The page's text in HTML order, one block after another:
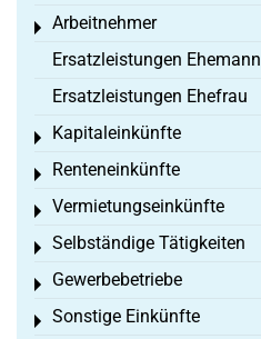
Arbeitnehmer
Toggle menu
Ersatzleistungen Ehemann
Ersatzleistungen Ehefrau
Kapitaleinkünfte
Toggle menu
Renteneinkünfte
Toggle menu
Vermietungseinkünfte
Toggle menu
Selbständige Tätigkeiten
Toggle menu
Gewerbebetriebe
Toggle menu
Sonstige Einkünfte
Toggle menu